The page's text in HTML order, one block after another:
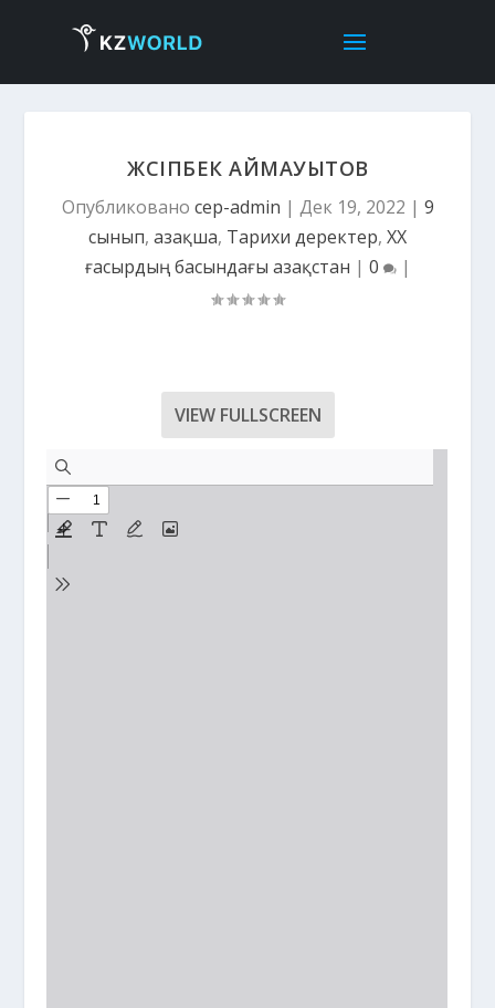
ЖҮСІПБЕК АЙМАУЫТОВ
Опубликовано cep-admin | Дек 19, 2022 | 9
сынып, Қазақша, Тарихи деректер, ХХ
ғасырдың басындағы Қазақстан | 0 |
VIEW FULLSCREEN